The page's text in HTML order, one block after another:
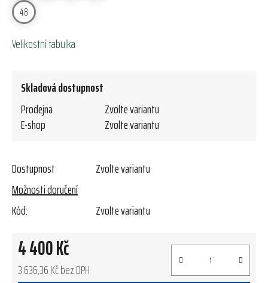
48
Velikostní tabulka
Skladová dostupnost
Prodejna
Zvolte variantu
E-shop
Zvolte variantu
Dostupnost
Zvolte variantu
Možnosti doručení
Kód:
Zvolte variantu
4 400 Kč
3 636,36 Kč bez DPH